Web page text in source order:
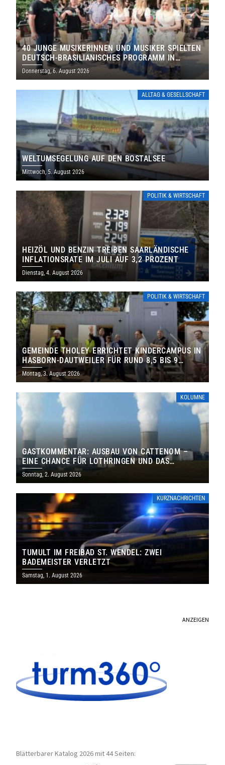
40 JUNGE MUSIKERINNEN UND MUSIKER SPIELTEN
DEUTSCH-BRASILIANISCHES PROGRAMM IN
THOLEY
Donnerstag, 6. August 2026
ALLTAG & GESELLSCHAFT
WELTUMSEGELUNG AUF DEN BOSTALSEE
Mittwoch, 5. August 2026
POLITIK & WIRTSCHAFT
HEIZÖL UND BENZIN TREIBEN SAARLÄNDISCHE
INFLATIONSRATE IM JULI AUF 3,2 PROZENT
Dienstag, 4. August 2026
POLITIK & WIRTSCHAFT
GEMEINDE THOLEY ERRICHTET KINDERCAMPUS IN
HASBORN-DAUTWEILER FÜR RUND 8,5 BIS 9
MILLIONEN EURO
Montag, 3. August 2026
KOLUMNE
GASTKOMMENTAR: AUSBAU VON CATTENOM –
EINE CHANCE FÜR LOTHRINGEN UND DAS
SAARLAND
Sonntag, 2. August 2026
KURZNACHRICHTEN
TUMULT IM FREIBAD ST. WENDEL: ZWEI
BADEMEISTER VERLETZT
Samstag, 1. August 2026
ANZEIGEN
Blätterbarer Katalog 2026 mit 44 Seiten: